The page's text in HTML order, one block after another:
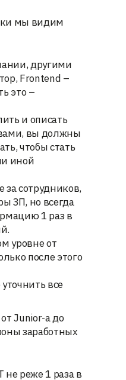
мы видим
другими
Frontend –
это –
и описать
вы должны
чтобы стать
иной
сотрудников,
ЗП, но всегда
1 раз в
уровне от
после этого
все
Junior-а до
заработных
не реже 1 раза в